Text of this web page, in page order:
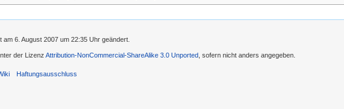
am 6. August 2007 um 22:35 Uhr geändert.
der Lizenz Attribution-NonCommercial-ShareAlike 3.0 Unported, sofern nicht anders angegeben.
Haftungsausschluss